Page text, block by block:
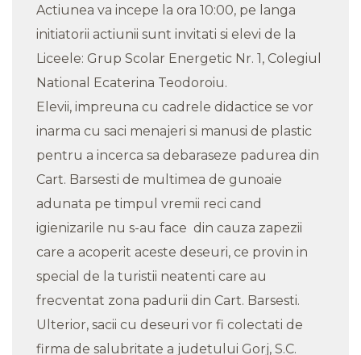
Actiunea va incepe la ora 10:00, pe langa
initiatorii actiunii sunt invitati si elevi de la
Liceele: Grup Scolar Energetic Nr. 1, Colegiul
National Ecaterina Teodoroiu.
Elevii, impreuna cu cadrele didactice se vor
inarma cu saci menajeri si manusi de plastic
pentru a incerca sa debaraseze padurea din
Cart. Barsesti de multimea de gunoaie
adunata pe timpul vremii reci cand
igienizarile nu s-au face din cauza zapezii
care a acoperit aceste deseuri, ce provin in
special de la turistii neatenti care au
frecventat zona padurii din Cart. Barsesti.
Ulterior, sacii cu deseuri vor fi colectati de
firma de salubritate a judetului Gorj, S.C.